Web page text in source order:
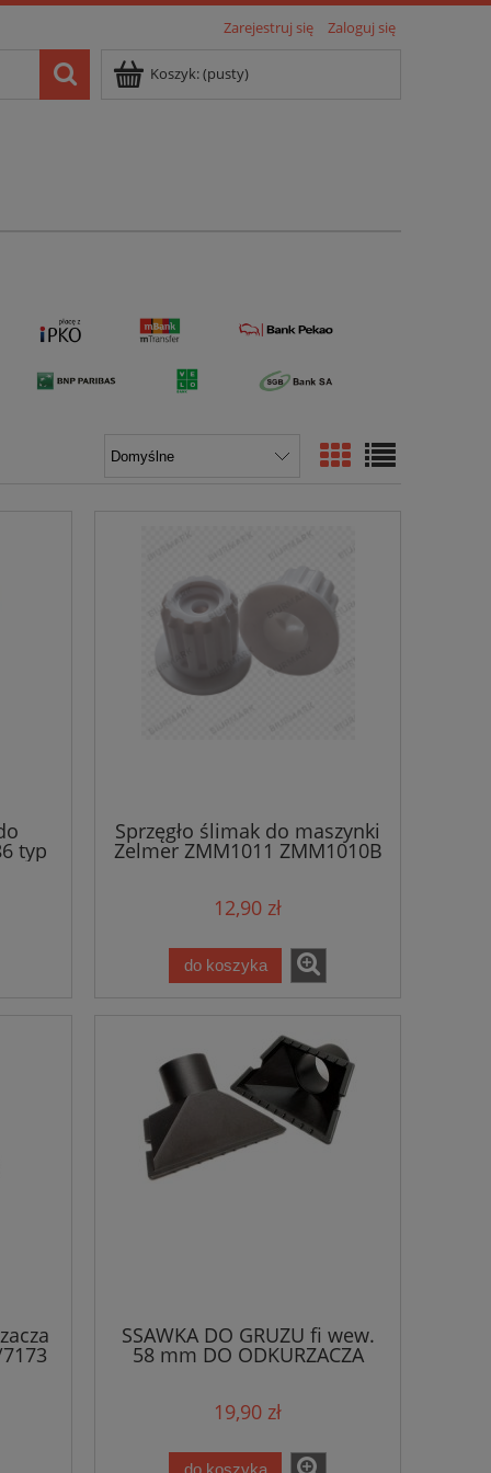
Zarejestruj się Zaloguj się
Koszyk:(pusty)
typ
Sprzęgło ślimak do maszynki
Zelmer ZMM1011 ZMM1010B
12,90 zł
do koszyka
SSAWKA DO GRUZU fi wew.
58 mm DO ODKURZACZA
19,90 zł